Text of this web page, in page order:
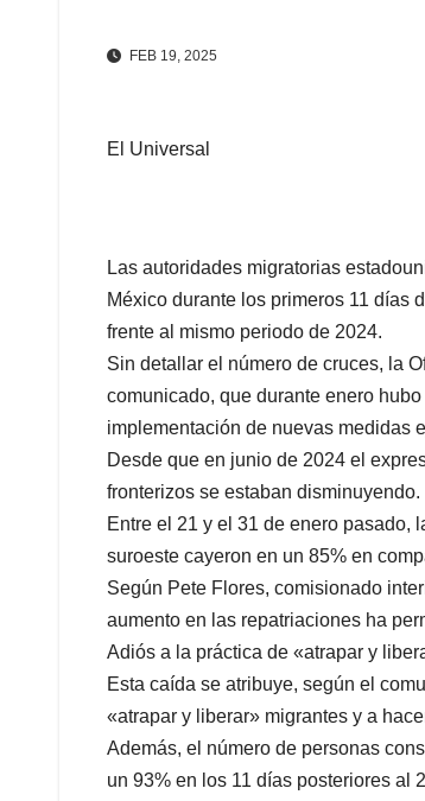
FEB 19, 2025
El Universal
Las autoridades migratorias
México durante los primeros 11 días
frente al mismo periodo de 2024.
Sin detallar el número de cruces, la
comunicado, que durante enero
implementación de nuevas medidas
Desde que en junio de 2024 el
fronterizos se estaban disminuyendo.
Entre el 21 y el 31 de enero pasado,
suroeste cayeron en un 85% en
Según Pete Flores, comisionado
aumento en las repatriaciones ha
Adiós a la práctica de «atrapar y
Esta caída se atribuye, según el
«atrapar y liberar» migrantes y a
Además, el número de personas
un 93% en los 11 días posteriores al